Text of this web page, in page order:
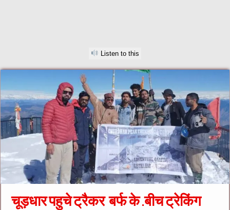
Listen to this
चूड़धार पहुचे ट्रैकर बर्फ के .बीच ट्रेकिंग